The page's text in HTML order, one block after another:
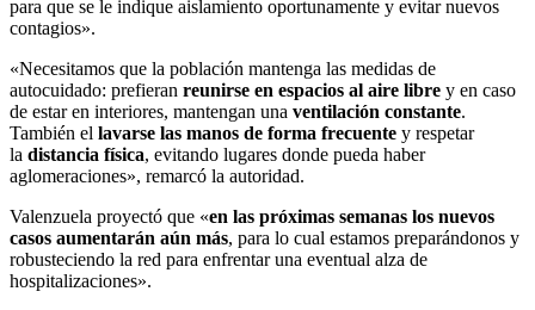
para que se le indique aislamiento oportunamente y evitar nuevos
contagios».
«Necesitamos que la población mantenga las medidas de
autocuidado: prefieran reunirse en espacios al aire libre y en caso
de estar en interiores, mantengan una ventilación constante.
También el lavarse las manos de forma frecuente y respetar
la distancia física, evitando lugares donde pueda haber
aglomeraciones», remarcó la autoridad.
Valenzuela proyectó que «en las próximas semanas los nuevos
casos aumentarán aún más, para lo cual estamos preparándonos y
robusteciendo la red para enfrentar una eventual alza de
hospitalizaciones».